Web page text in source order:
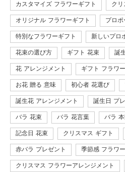
カスタマイズ フラワーギフト クリ
オリジナル フラワーギフト プロポ
特別なフラワーギフト 新しいプロ
花束の選び方 ギフト 花束 誕
花 アレンジメント ギフト フラワー
お花 贈る 意味 初心者 花選び
誕生花 アレンジメント 誕生日 プ
バラ 花束 バラ 花言葉 バラ
記念日 花束 クリスマス ギフト
赤バラ プレゼント 季節感 フラワ
クリスマス フラワーアレンジメント